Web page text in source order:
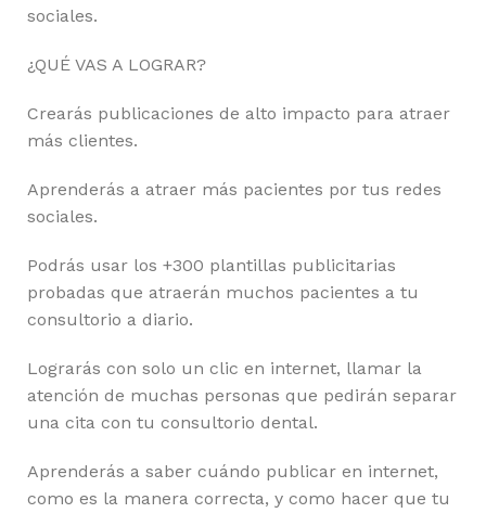
sociales.
¿QUÉ VAS A LOGRAR?
Crearás publicaciones de alto impacto para atraer
más clientes.
Aprenderás a atraer más pacientes por tus redes
sociales.
Podrás usar los +300 plantillas publicitarias
probadas que atraerán muchos pacientes a tu
consultorio a diario.
Lograrás con solo un clic en internet, llamar la
atención de muchas personas que pedirán separar
una cita con tu consultorio dental.
Aprenderás a saber cuándo publicar en internet,
como es la manera correcta, y como hacer que tu